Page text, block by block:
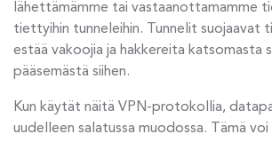
lähettämämme tai vastaanottamamme
tiettyihin tunneleihin. Tunnelit suojaavat
estää vakoojia ja hakkereita katsomasta
pääsemästä siihen.
Kun käytät näitä VPN-protokollia,
uudelleen salatussa muodossa. Tämä voi